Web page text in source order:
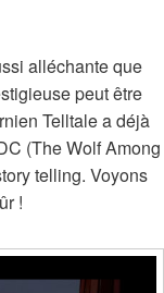
alléchante que
peut être
Telltale a déjà
(The Wolf Among
telling. Voyons
!